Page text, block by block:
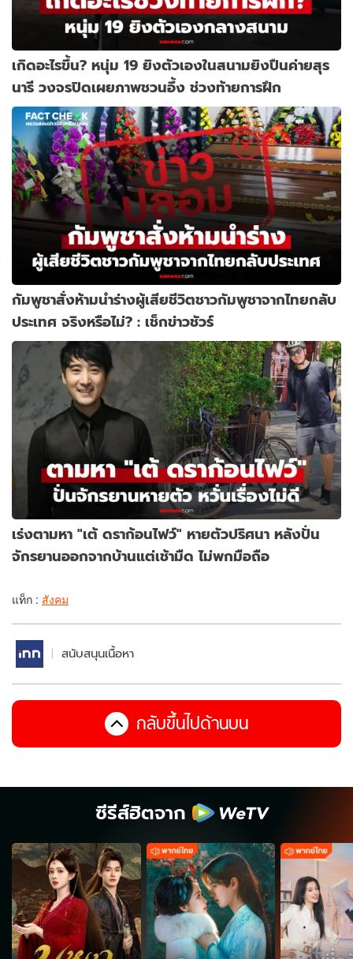
เกิดอะไรขึ้น? หนุ่ม 19 ยิงตัวเองในสนามยิงปืนค่ายสุร
นารี วงจรปิดเผยภาพชวนอึ้ง ช่วงท้ายการฝึก
กัมพูชาสั่งห้ามนำร่างผู้เสียชีวิตชาวกัมพูชาจากไทยกลับ
ประเทศ จริงหรือไม่? : เช็กข่าวชัวร์
เร่งตามหา "เต้ ดราก้อนไฟว์" หายตัวปริศนา หลังปั่น
จักรยานออกจากบ้านแต่เช้ามืด ไม่พกมือถือ
แท็ก : สังคม
สนับสนุนเนื้อหา
กลับขึ้นไปด้านบน
ซีรีส์ฮิตจาก